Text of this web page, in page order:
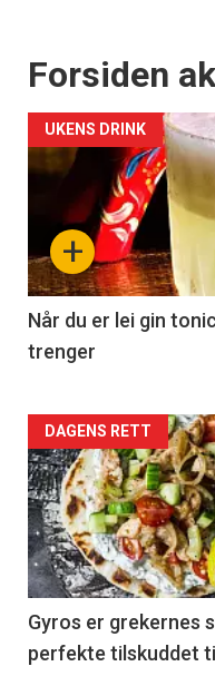
Forsiden
+
UKENS DRINK
Når du er lei gin
trenger
Forsiden
akkurat
nå
-
2
DAGENS RETT
Gyros er grekernes
perfekte tilskuddet